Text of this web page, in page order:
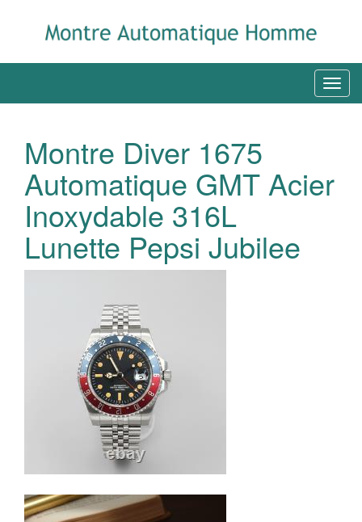
Montre Diver 1675
Automatique GMT Acier
Inoxydable 316L
Lunette Pepsi Jubilee